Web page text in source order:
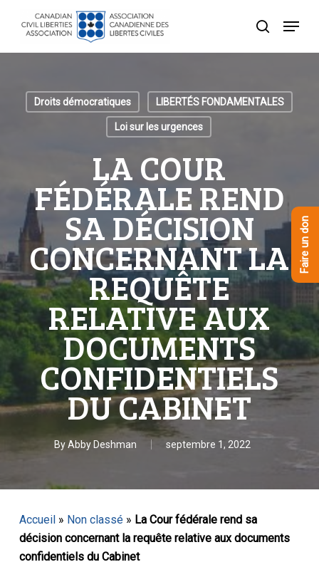
recherche
Menu
Droits démocratiques LIBERTÉS FONDAMENTALES
Loi sur les urgences
LA COUR
FÉDÉRALE REND
SA DÉCISION
CONCERNANT LA
REQUÊTE
RELATIVE AUX
DOCUMENTS
CONFIDENTIELS
DU CABINET
ByAbby Deshman septembre 1, 2022
Accueil» Non classé» La Cour fédérale rend sa
décision concernant la requête relative aux documents
confidentiels du Cabinet
Faire un don